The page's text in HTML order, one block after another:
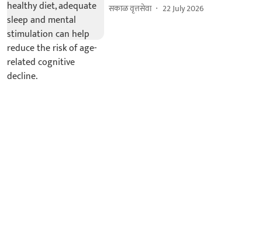
सकाळ वृत्तसेवा 22 July 2026